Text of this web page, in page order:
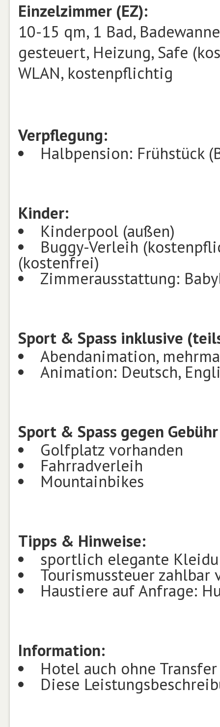
Einzelzimmer (EZ):
10-15 qm, 1 Bad,
gesteuert, Heizung, Safe
WLAN, kostenpflichtig
Verpflegung:
Halbpension: Frühstück
Kinder:
Kinderpool (außen)
Buggy-Verleih
(kostenfrei)
Zimmerausstattung:
Sport & Spass inklusive
Abendanimation,
Animation: Deutsch,
Sport & Spass gegen
Golfplatz vorhanden
Fahrradverleih
Mountainbikes
Tipps & Hinweise:
sportlich elegante
Tourismussteuer zahlbar
Haustiere auf Anfrage:
Information:
Hotel auch ohne
Diese